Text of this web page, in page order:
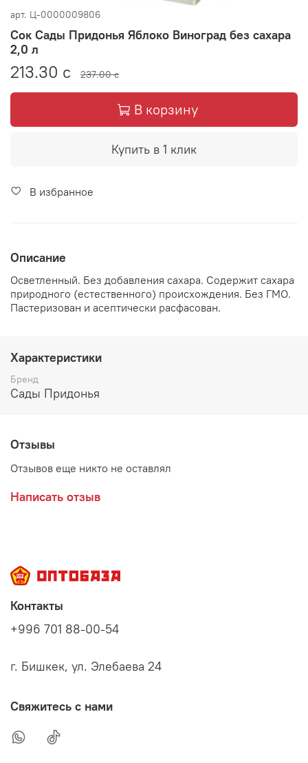
арт. Ц-0000009806
Сок Сады Придонья Яблоко Виноград без сахара
2,0 л
213.30 с 237.00 с
В корзину
Купить в 1 клик
В избранное
Описание
Осветленный. Без добавления сахара. Содержит сахара
природного (естественного) происхождения. Без ГМО.
Пастеризован и асептически расфасован.
Характеристики
Бренд
Сады Придонья
Отзывы
Отзывов еще никто не оставлял
Написать отзыв
Контакты
+996 701 88-00-54
г. Бишкек, ул. Элебаева 24
Свяжитесь с нами